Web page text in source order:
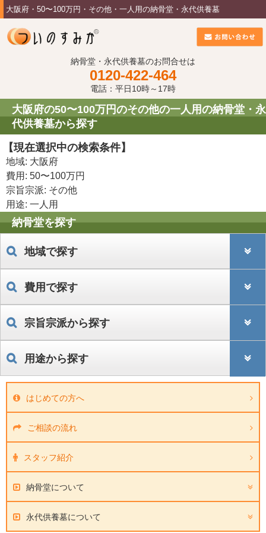
大阪府・50〜100万円・その他・一人用の納骨堂・永代供養墓
納骨堂・永代供養墓のお問合せは
0120-422-464
電話：平日10時～17時
大阪府の50〜100万円のその他の一人用の納骨堂・永
代供養墓から探す
【現在選択中の検索条件】
地域: 大阪府
費用: 50〜100万円
宗旨宗派: その他
用途: 一人用
納骨堂を探す
地域で探す
費用で探す
宗旨宗派から探す
用途から探す
はじめての方へ
ご相談の流れ
スタッフ紹介
納骨堂について
永代供養墓について